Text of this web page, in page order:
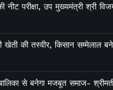
परीक्षा, उप मुख्यमंत्री श्री
खेती की तस्वीर, किसान सम्मेलाल बने
से बनेगा मजबूत समाज- श्रीमती